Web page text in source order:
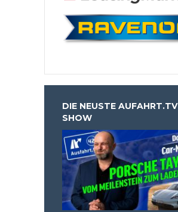
DIE NEUSTE AUFAHRT.TV
SHOW